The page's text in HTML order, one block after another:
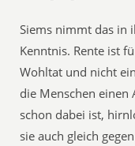
Siems nimmt das in
Kenntnis. Rente ist
Wohltat und nicht
die Menschen einen
schon dabei ist,
sie auch gleich